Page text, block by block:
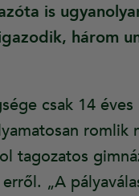
is
három
csak 14
tagozatos
„A